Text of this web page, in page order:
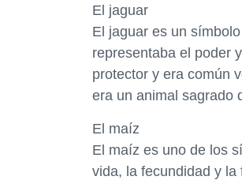
El jaguar
El jaguar es un
representaba el poder
protector y era común
era un animal sagrado
El maíz
El maíz es uno de los
vida, la fecundidad y